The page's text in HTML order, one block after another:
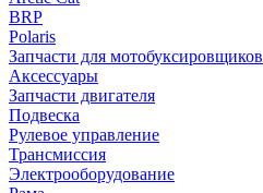
BRP
Polaris
Запчасти для мотобуксировщиков
Аксессуары
Запчасти двигателя
Подвеска
Рулевое управление
Трансмиссия
Электрооборудование